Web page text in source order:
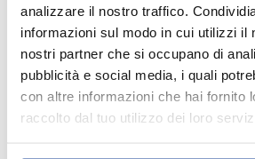
analizzare il nostro traffico.
informazioni sul modo in cui utilizzi il
nostri partner che si occupano di
pubblicità e social media, i quali
con altre informazioni che hai fornito
raccolto dal tuo utilizzo dei loro
Spedizione e consegna